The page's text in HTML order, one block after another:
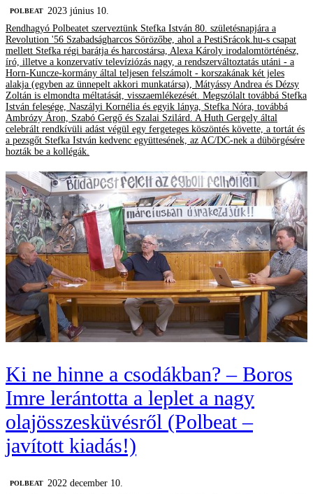
‎POLBEAT 2023 június 10.
Rendhagyó Polbeatet szerveztünk Stefka István 80. születésnapjára a
Revolution '56 Szabadságharcos Sörözőbe, ahol a PestiSrácok.hu-s csapat
mellett Stefka régi barátja és harcostársa, Alexa Károly irodalomtörténész,
író, illetve a konzervatív televíziózás nagy, a rendszerváltoztatás utáni - a
Horn-Kuncze-kormány által teljesen felszámolt - korszakának két jeles
alakja (egyben az ünnepelt akkori munkatársa), Mátyássy Andrea és Dézsy
Zoltán is elmondta méltatását, visszaemlékezését. Megszólalt továbbá Stefka
István felesége, Naszályi Kornélia és egyik lánya, Stefka Nóra, továbbá
Ambrózy Áron, Szabó Gergő és Szalai Szilárd. A Huth Gergely által
celebrált rendkívüli adást végül egy fergeteges köszöntés követte, a tortát és
a pezsgőt Stefka István kedvenc együttesének, az AC/DC-nek a dübörgésére
hozták be a kollégák.
Ki ne hinne a csodákban? – Boros
Imre lerántotta a leplet a nagy
olajösszesküvésről (Polbeat –
javított kiadás!)
‎POLBEAT
2022 december 10.